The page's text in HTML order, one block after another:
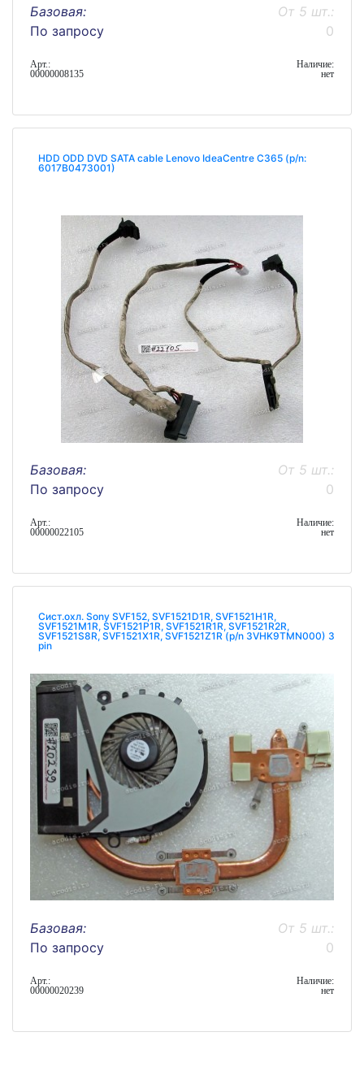
Базовая:
По запросу
От 5 шт.:
0
Арт.:
00000008135
Наличие:
нет
HDD ODD DVD SATA cable Lenovo IdeaCentre C365 (p/n:
6017B0473001)
Базовая:
По запросу
От 5 шт.:
0
Арт.:
00000022105
Наличие:
нет
Сист.охл. Sony SVF152, SVF1521D1R, SVF1521H1R,
SVF1521M1R, SVF1521P1R, SVF1521R1R, SVF1521R2R,
SVF1521S8R, SVF1521X1R, SVF1521Z1R (p/n 3VHK9TMN000) 3
pin
Базовая:
По запросу
От 5 шт.:
0
Арт.:
00000020239
Наличие:
нет